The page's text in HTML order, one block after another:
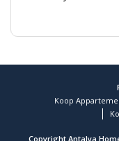
Koop
Copyright Antalya
Juridische